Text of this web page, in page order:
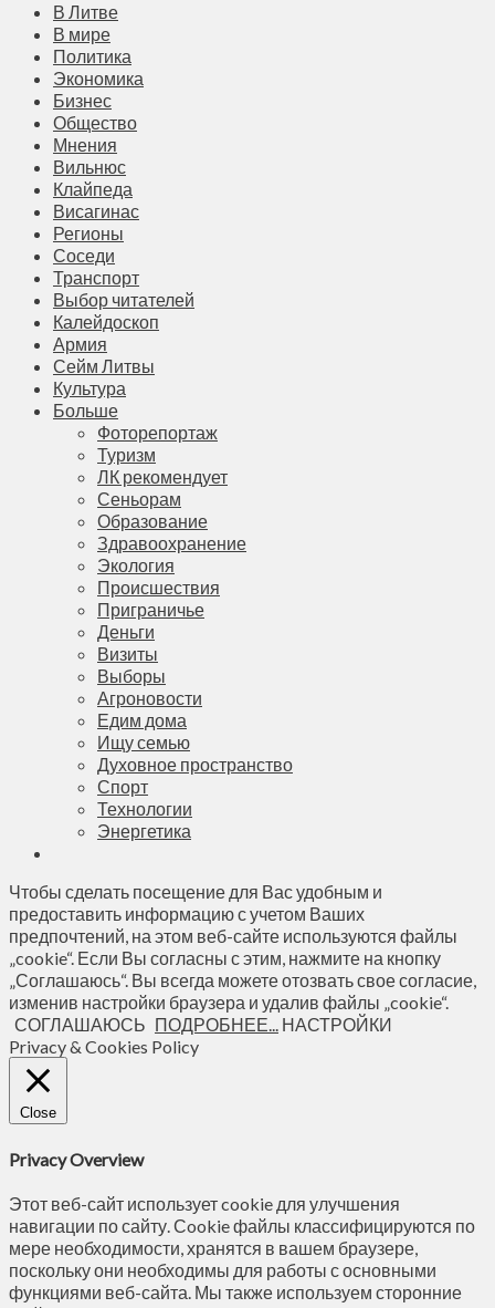
В Литве
В мире
Политика
Экономика
Бизнес
Общество
Мнения
Вильнюс
Клайпеда
Висагинас
Регионы
Соседи
Транспорт
Выбор читателей
Калейдоскоп
Армия
Сейм Литвы
Культура
Больше
Фоторепортаж
Туризм
ЛК рекомендует
Сеньорам
Образование
Здравоохранение
Экология
Происшествия
Приграничье
Деньги
Визиты
Выборы
Агроновости
Едим дома
Ищу семью
Духовное пространство
Спорт
Технологии
Энергетика
Чтобы сделать посещение для Вас удобным и
предоставить информацию с учетом Ваших
предпочтений, на этом веб-сайте используются файлы
„cookie“. Если Вы согласны с этим, нажмите на кнопку
„Соглашаюсь“. Вы всегда можете отозвать свое согласие,
изменив настройки браузера и удалив файлы „cookie“.
СОГЛАШАЮСЬ ПОДРОБНЕЕ... НАСТРОЙКИ
Privacy & Cookies Policy
Close
Privacy Overview
Этот веб-сайт использует cookie для улучшения
навигации по сайту. Сookie файлы классифицируются по
мере необходимости, хранятся в вашем браузере,
поскольку они необходимы для работы с основными
функциями веб-сайта. Мы также используем сторонние